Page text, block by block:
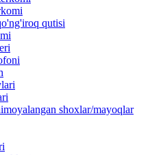
qutisi
shoxlar/mayoqlar